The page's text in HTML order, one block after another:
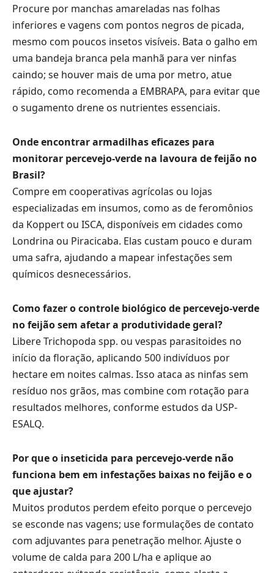
Procure por manchas amareladas nas folhas
inferiores e vagens com pontos negros de picada,
mesmo com poucos insetos visíveis. Bata o galho em
uma bandeja branca pela manhã para ver ninfas
caindo; se houver mais de uma por metro, atue
rápido, como recomenda a EMBRAPA, para evitar que
o sugamento drene os nutrientes essenciais.
Onde encontrar armadilhas eficazes para
monitorar percevejo-verde na lavoura de feijão no
Brasil?
Compre em cooperativas agrícolas ou lojas
especializadas em insumos, como as de feromônios
da Koppert ou ISCA, disponíveis em cidades como
Londrina ou Piracicaba. Elas custam pouco e duram
uma safra, ajudando a mapear infestações sem
químicos desnecessários.
Como fazer o controle biológico de percevejo-verde
no feijão sem afetar a produtividade geral?
Libere Trichopoda spp. ou vespas parasitoides no
início da floração, aplicando 500 indivíduos por
hectare em noites calmas. Isso ataca as ninfas sem
resíduo nos grãos, mas combine com rotação para
resultados melhores, conforme estudos da USP-
ESALQ.
Por que o inseticida para percevejo-verde não
funciona bem em infestações baixas no feijão e o
que ajustar?
Muitos produtos perdem efeito porque o percevejo
se esconde nas vagens; use formulações de contato
com adjuvantes para penetração melhor. Ajuste o
volume de calda para 200 L/ha e aplique ao